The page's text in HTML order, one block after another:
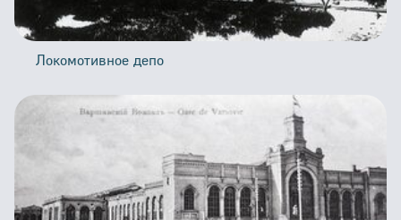
Локомотивное депо